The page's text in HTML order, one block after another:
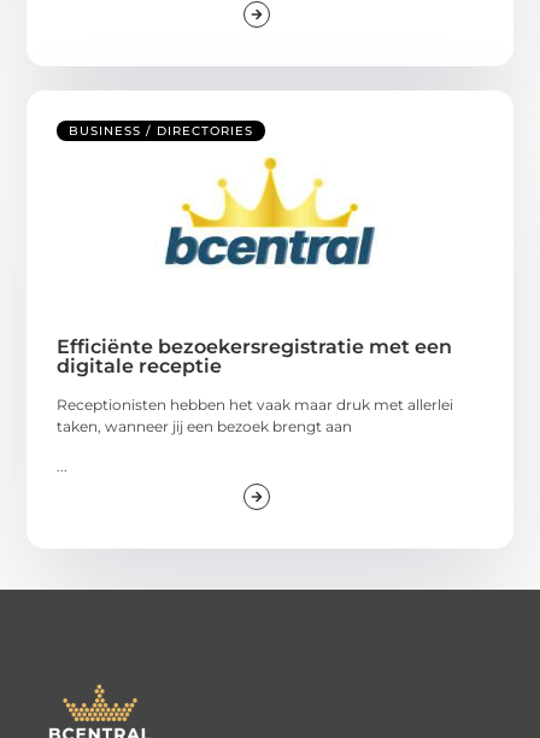
BUSINESS / DIRECTORIES
Efficiënte bezoekersregistratie met een
digitale receptie
Receptionisten hebben het vaak maar druk met allerlei
taken, wanneer jij een bezoek brengt aan